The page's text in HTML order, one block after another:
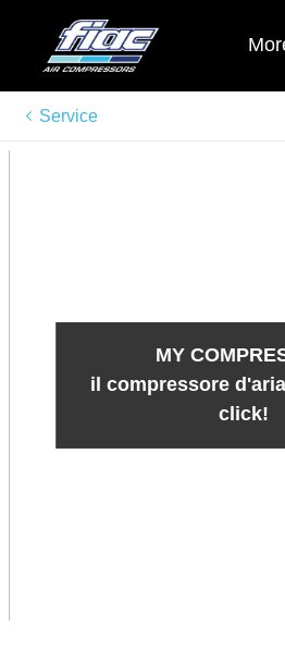
Service
MY
il compressore
click!